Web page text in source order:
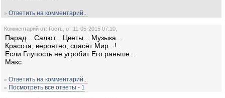
» Ответить на комментарий...
Комментарий от: Гость, от 11-05-2015 07:10,
Парад... Салют... Цветы... Музыка...
Красота, вероятно, спасёт Мир ..!.
Если Глупость не угробит Его раньше...
Макс
» Ответить на комментарий...
» Посмотреть все ответы - 1